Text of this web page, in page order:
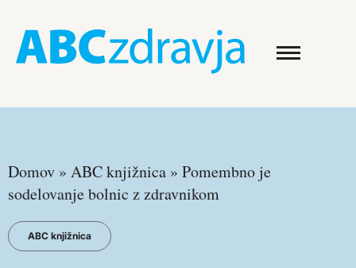
Domov » ABC knjižnica » Pomembno je
sodelovanje bolnic z zdravnikom
ABC knjižnica